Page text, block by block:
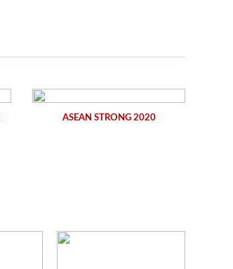
ASEAN STRONG 2020